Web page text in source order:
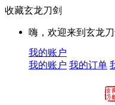
收藏玄龙刀剑
嗨，欢迎来到玄龙
我的账户
我的账户 我的订单